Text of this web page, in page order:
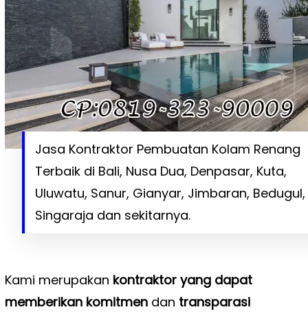
Jasa Kontraktor Pembuatan Kolam Renang
Terbaik di Bali, Nusa Dua, Denpasar, Kuta,
Uluwatu, Sanur, Gianyar, Jimbaran, Bedugul,
Singaraja dan sekitarnya.
Kami merupakan kontraktor yang dapat
memberikan komitmendan transparasi